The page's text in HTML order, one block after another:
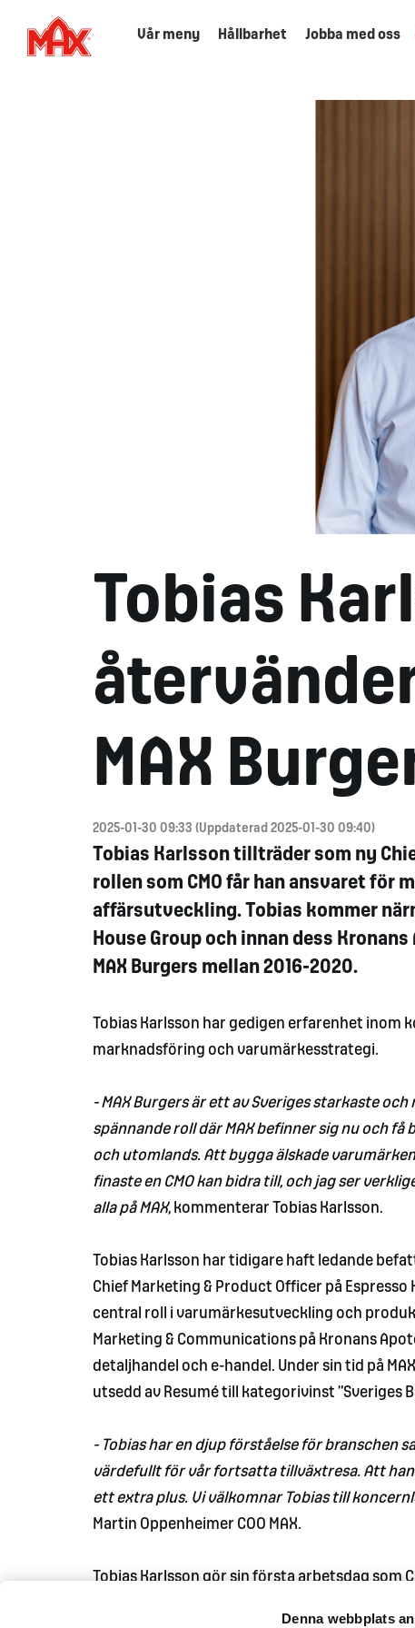
Denna webbplats
Vår meny Hållbarhet Jobba med oss
Tobias
återvänder
MAX
2025-01-30 09:33 (Uppdaterad 2025-01-30 09:40)
Tobias Karlsson tillträder som ny
rollen som CMO får han ansvaret
affärsutveckling. Tobias kommer
House Group och innan dess
MAX Burgers mellan 2016-2020.
Tobias Karlsson har gedigen erfarenhet
marknadsföring och varumärkesstrategi.
- MAX Burgers är ett av Sveriges starkaste
spännande roll där MAX befinner sig nu och
och utomlands. Att bygga älskade
finaste en CMO kan bidra till, och jag ser
alla på MAX, kommenterar Tobias Karlsson.
Tobias Karlsson har tidigare haft ledande
Chief Marketing & Product Officer på
central roll i varumärkesutveckling och
Marketing & Communications på Kronans
detaljhandel och e-handel. Under sin tid på
utsedd av Resumé till kategorivinst ”Sveriges
- Tobias har en djup förståelse för branschen
värdefullt för vår fortsatta tillväxtresa. Att han
ett extra plus. Vi välkomnar Tobias till
Martin Oppenheimer COO MAX.
Tobias Karlsson gör sin första arbetsdag som